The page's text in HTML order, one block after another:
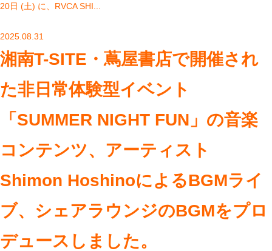
20日 (土) に、RVCA SHI...
2025.08.31
湘南T-SITE・蔦屋書店で開催され
た非日常体験型イベント
「SUMMER NIGHT FUN」の音楽
コンテンツ、アーティスト
Shimon HoshinoによるBGMライ
ブ、シェアラウンジのBGMをプロ
デュースしました。